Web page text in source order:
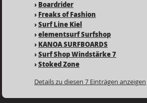
› Boardrider
› Freaks of Fashion
›Surf Line Kiel
›elementsurf Surfshop
› KANOA SURFBOARDS
›Surf Shop Windstärke 7
›Stoked Zone
Details zu diesen 7 Einträgen anzeigen